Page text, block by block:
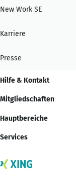
New Work SE
Karriere
Presse
Hilfe & Kontakt
Mitgliedschaften
Hauptbereiche
Services